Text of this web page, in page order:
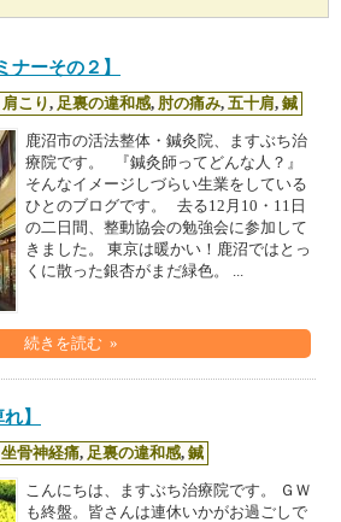
ナーその２】
肩こり, 足裏の違和感, 肘の痛み, 五十肩, 鍼
鹿沼市の活法整体・鍼灸院、ますぶち治
療院です。 『鍼灸師ってどんな人？』
そんなイメージしづらい生業をしている
ひとのブログです。 去る12月10・11日
の二日間、整動協会の勉強会に参加して
きました。 東京は暖かい！鹿沼ではとっ
くに散った銀杏がまだ緑色。 ...
続きを読む »
】
坐骨神経痛, 足裏の違和感, 鍼
こんにちは、ますぶち治療院です。 ＧＷ
も終盤。皆さんは連休いかがお過ごしで